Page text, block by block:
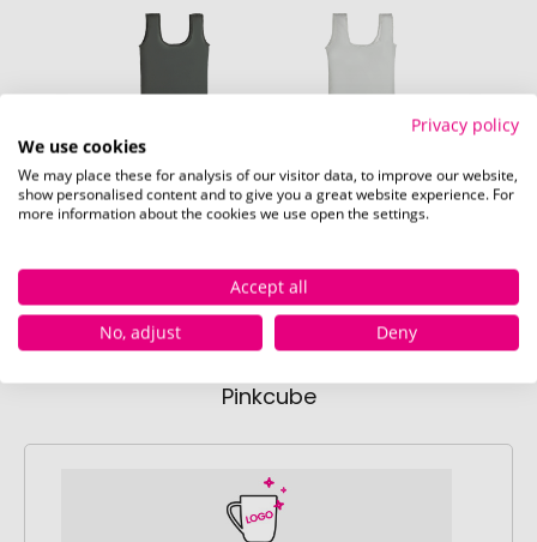
anthrazit
Nicht verfügbar
0 Stück
weiß
Sofort verfügbar
4099 Stück
Pinkcube
Privacy policy
We use cookies
We may place these for analysis of our visitor data, to improve our website,
show personalised content and to give you a great website experience. For
more information about the cookies we use open the settings.
Accept all
No, adjust
Deny